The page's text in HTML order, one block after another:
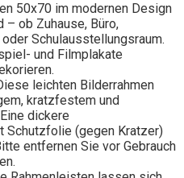
50x70 im modernen Design
– ob Zuhause, Büro,
Schulausstellungsraum.
und Filmplakate
leichten Bilderrahmen
kratzfestem und
dickere
Schutzfolie (gegen Kratzer)
entfernen Sie vor Gebrauch